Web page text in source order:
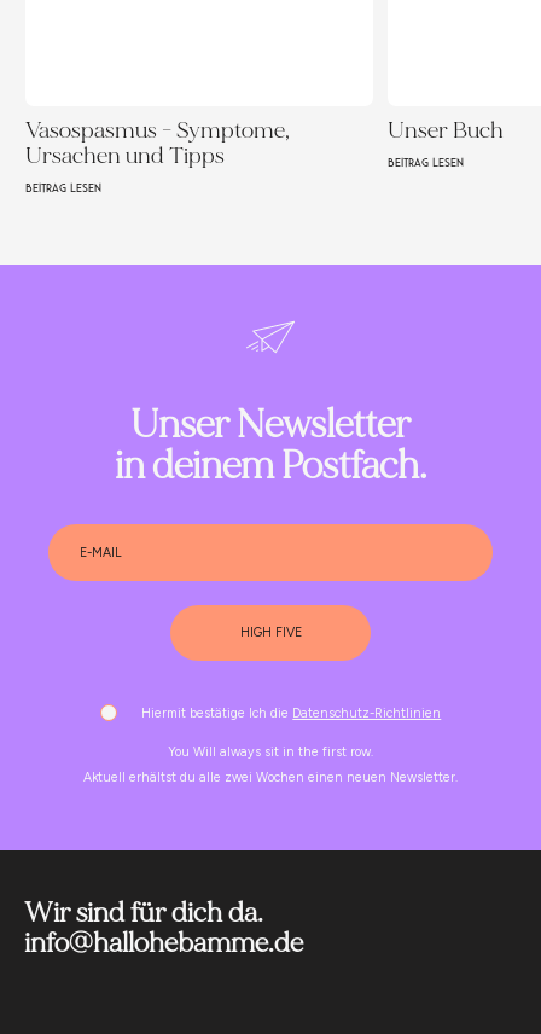
Vasospasmus - Symptome,
Ursachen und Tipps
BEITRAG LESEN
Unser Buch
BEITRAG LESEN
Unser Newsletter
in deinem Postfach.
HIGH FIVE
Hiermit bestätige Ich die Datenschutz-Richtlinien
You Will always sit in the first row.
Aktuell erhältst du alle zwei Wochen einen neuen Newsletter.
Wir sind für dich da.
info@hallohebamme.de